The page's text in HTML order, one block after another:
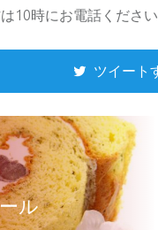
10時にお電話ください
ツイート
ル